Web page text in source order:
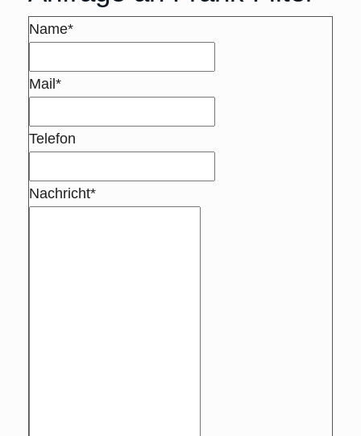
Name*
Mail*
Telefon
Nachricht*